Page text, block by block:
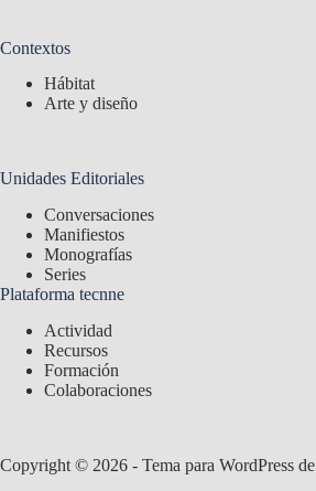
Contextos
Hábitat
Arte y diseño
Unidades Editoriales
Conversaciones
Manifiestos
Monografías
Series
Plataforma tecnne
Actividad
Recursos
Formación
Colaboraciones
Copyright © 2026 - Tema para WordPress de